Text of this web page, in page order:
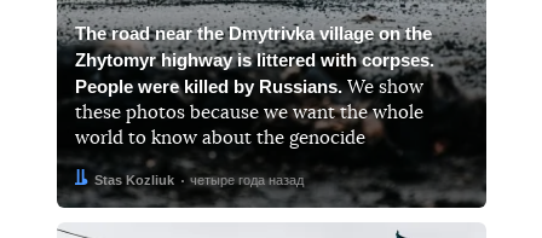
The road near the Dmytrivka village on the
Zhytomyr highway is littered with corpses.
People were killed by Russians.We show
these photos because we want the whole
world to know about the genocide
Автор:
Stas Kozliuk
Дата: четыре года назад